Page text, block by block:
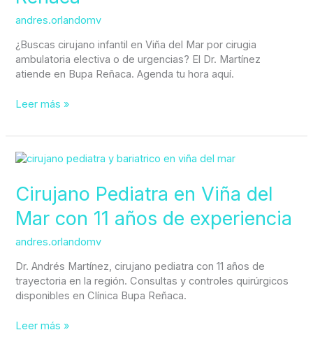
andres.orlandomv
¿Buscas cirujano infantil en Viña del Mar por cirugia
ambulatoria electiva o de urgencias? El Dr. Martínez
atiende en Bupa Reñaca. Agenda tu hora aquí.
Leer más »
Cirujano Pediatra en Viña del
Mar con 11 años de experiencia
andres.orlandomv
Dr. Andrés Martínez, cirujano pediatra con 11 años de
trayectoria en la región. Consultas y controles quirúrgicos
disponibles en Clínica Bupa Reñaca.
Cirujano
en
Viña
del
con
11
años
de
experiencia
Leer más »